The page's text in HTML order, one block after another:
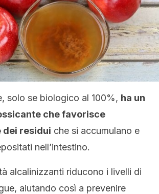
solo se biologico al 100%, ha un
che favorisce
dei residui che si accumulano e
nell’intestino.
alcalinizzanti riducono i livelli di
aiutando così a prevenire